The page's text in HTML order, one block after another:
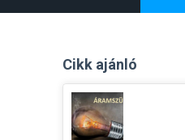
Cikk ajánló